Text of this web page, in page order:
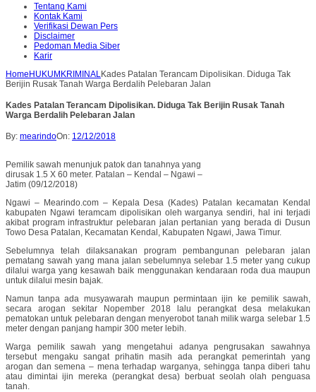
Tentang Kami
Kontak Kami
Verifikasi Dewan Pers
Disclaimer
Pedoman Media Siber
Karir
Home HUKUM KRIMINALKades Patalan Terancam Dipolisikan. Diduga Tak
Berijin Rusak Tanah Warga Berdalih Pelebaran Jalan
Kades Patalan Terancam Dipolisikan. Diduga Tak Berijin Rusak Tanah
Warga Berdalih Pelebaran Jalan
By: mearindoOn: 12/12/2018
Pemilik sawah menunjuk patok dan tanahnya yang
dirusak 1.5 X 60 meter. Patalan – Kendal – Ngawi –
Jatim (09/12/2018)
Ngawi – Mearindo.com – Kepala Desa (Kades) Patalan kecamatan Kendal
kabupaten Ngawi teramcam dipolisikan oleh warganya sendiri, hal ini terjadi
akibat program infrastruktur pelebaran jalan pertanian yang berada di Dusun
Towo Desa Patalan, Kecamatan Kendal, Kabupaten Ngawi, Jawa Timur.
Sebelumnya telah dilaksanakan program pembangunan pelebaran jalan
pematang sawah yang mana jalan sebelumnya selebar 1.5 meter yang cukup
dilalui warga yang kesawah baik menggunakan kendaraan roda dua maupun
untuk dilalui mesin bajak.
Namun tanpa ada musyawarah maupun permintaan ijin ke pemilik sawah,
secara arogan sekitar Nopember 2018 lalu perangkat desa melakukan
pematokan untuk pelebaran dengan menyerobot tanah milik warga selebar 1.5
meter dengan panjang hampir 300 meter lebih.
Warga pemilik sawah yang mengetahui adanya pengrusakan sawahnya
tersebut mengaku sangat prihatin masih ada perangkat pemerintah yang
arogan dan semena – mena terhadap warganya, sehingga tanpa diberi tahu
atau dimintai ijin mereka (perangkat desa) berbuat seolah olah penguasa
tanah.